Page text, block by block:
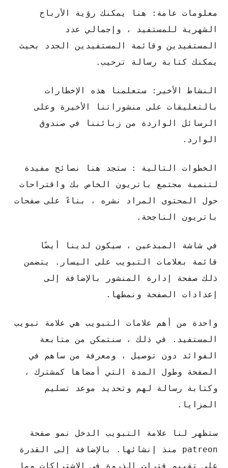
معلومات عامة: هنا يمكنك رؤية الأرباح
الشهرية للمستفيد ، وإجمالي عدد
المستفيدين وقائمة المستفيدين الجدد بحيث
يمكنك كتابة رسالة ترحيب.
النشاط الأخير: ستعلمنا هذه الإخطارات
بالتعليقات على منشوراتنا الأخيرة وعلى
الرسائل الواردة من زبائننا في صندوق
الوارد.
الخطوات التالية : ستجد هنا نصائح مفيدة
لتنمية مجتمع باتريون الخاص بك واقتراحات
حول المحتوى المراد نشره ، بناءً على صفحات
باتريون الناجحة.
في شاشة المبدعين ، سيكون لدينا أيضًا
قائمة بعلامات التبويب على اليسار. يتضمن
ذلك صفحة إدارة المنشور بالإضافة إلى
إعدادات الصفحة ونمطها.
واحدة من أهم علامات التبويب هي علامة تبويب
المستفيد. في ذلك ، سنتمكن من متابعة
الفوائد دون توصيل ، ومعرفة من ساهم في
الصفحة وطول المدة التي أمضاها كمشترك ،
وكتابة رسالة لهم وتحديد موعد تسليم
المزايا.
ستظهر لنا علامة التبويب الدخل نمو صفحة
patreon منذ إنشائها. بالإضافة إلى القدرة
على تقييم فترات الذروة في الاشتراكات وما